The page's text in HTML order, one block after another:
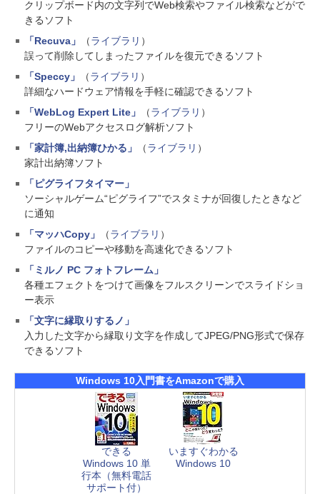
クリップボード内の文字列でWeb検索やファイル検索などがで
きるソフト
「Recuva」
（ライブラリ ）
誤って削除してしまったファイルを復元できるソフト
「Speccy」
（ライブラリ ）
詳細なハードウェア情報を手軽に確認できるソフト
「WebLog Expert Lite」
（ライブラリ ）
フリーのWebアクセスログ解析ソフト
「家計簿,出納簿ひかる」
（ライブラリ ）
家計出納簿ソフト
「ピグライフタイマー」
ソーシャルゲーム“ピグライフ”でスタミナが回復したときなど
に通知
「マッハCopy」
（ライブラリ ）
ファイルのコピーや移動を高速化できるソフト
「ミルノ PC フォトフレーム」
各種エフェクトをつけて画像をフルスクリーンでスライドショ
ー表示
「文字に縁取りするノ」
入力した文字から縁取り文字を作成してJPEG/PNG形式で保存
できるソフト
Windows 10入門書をAmazonで購入
できる
Windows 10 単
行本（無料電話
サポート付）
いますぐわかる
Windows 10